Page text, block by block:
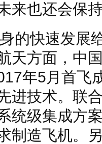
来也还会保
的快速发展
天方面，中
年5月首飞
进技术。联
统级集成方
制造飞机。